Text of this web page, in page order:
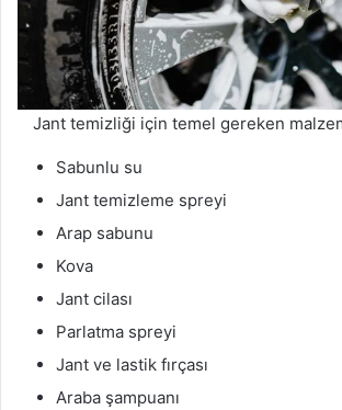
Jant temizliği için temel gereken
Sabunlu su
Jant temizleme spreyi
Arap sabunu
Kova
Jant cilası
Parlatma spreyi
Jant ve lastik fırçası
Araba şampuanı